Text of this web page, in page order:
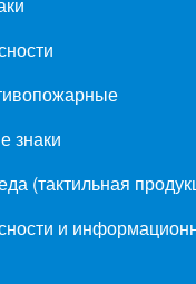
знаки
(тактильная
и